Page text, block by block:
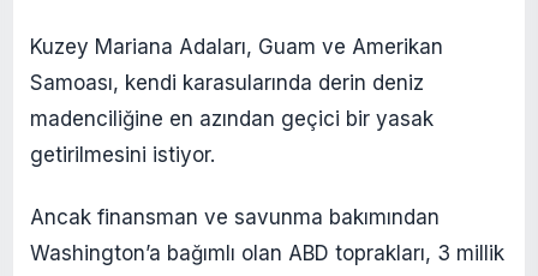
Kuzey Mariana Adaları, Guam ve Amerikan
Samoası, kendi karasularında derin deniz
madenciliğine en azından geçici bir yasak
getirilmesini istiyor.
Ancak finansman ve savunma bakımından
Washington’a bağımlı olan ABD toprakları, 3 millik